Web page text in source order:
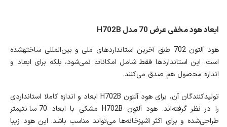
ابعاد هود مخفی عرض 70 مدل H702B
هود آلتون 702 طبق آخرین استانداردهای ملی و بین‌المللی ساخته‎شده
است. این استانداردها فقط شامل امکانات نمی‌شود، بلکه برای ابعاد و
اندازه محصول هم صدق می‌کنند.
تولیدکنندگان آن، برای هود آلتون H702B ابعاد و اندازه کاملا استانداردی
را در نظر گرفته‌اند. هود آلتون H702B مشکی با ابعاد 70 سانتیمتر
طراحی‏‌شده و برای اکثر آشپزخانه‌ها می‌تواند مناسب باشد. این هود زیبا